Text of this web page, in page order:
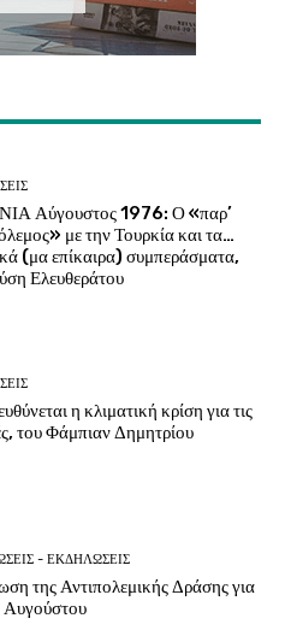
Αύγουστος 1976: Ο «παρ’
με την Τουρκία και τα…
(μα επίκαιρα) συμπεράσματα,
Ελευθεράτου
η κλιματική κρίση για τις
του Φάμπιαν Δημητρίου
- ΕΚΔΗΛΩΣΕΙΣ
της Αντιπολεμικής Δράσης για